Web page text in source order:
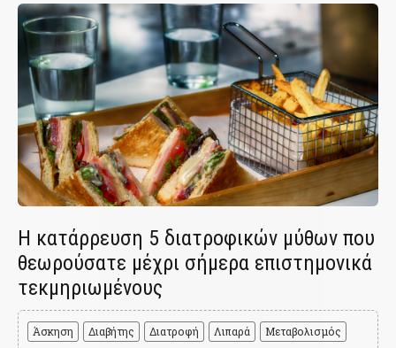
Η κατάρρευση 5 διατροφικών μύθων που
θεωρούσατε μέχρι σήμερα επιστημονικά
τεκμηριωμένους
Άσκηση Διαβήτης Διατροφή Λιπαρά Μεταβολισμός